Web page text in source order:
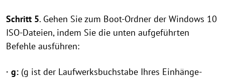
Schritt 5. Gehen Sie zum Boot-Ordner der Windows 10
ISO-Dateien, indem Sie die unten aufgeführten
Befehle ausführen:
· g: (g ist der Laufwerksbuchstabe Ihres Einhänge-